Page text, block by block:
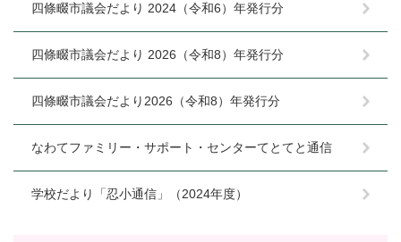
四條畷市議会だより 2024（令和6）年発行分
四條畷市議会だより 2026（令和8）年発行分
四條畷市議会だより2026（令和8）年発行分
なわてファミリー・サポート・センターてとてと通信
学校だより「忍小通信」（2024年度）